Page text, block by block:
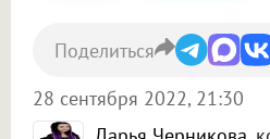
28 сентября 2022, 21:30
Поделиться